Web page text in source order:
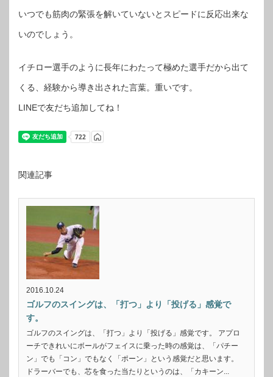
いつでも筋肉の緊張を解いていないとスピードに反応出来な
いのでしょう。
イチロー選手のように長年にわたって極めた選手だから出て
くる、経験から導き出された言葉。重いです。
LINEで友だち追加してね！
関連記事
2016.10.24
ゴルフのスイングは、「打つ」より「投げる」感覚で
す。
ゴルフのスイングは、「打つ」より「投げる」感覚です。 アプロ
ーチできれいにボールがフェイスに乗った時の感覚は、「パチー
ン」でも「コン」でもなく「ポーン」という感覚だと思います。
ドラーバーでも、芯を食った当たりというのは、「カキーン...